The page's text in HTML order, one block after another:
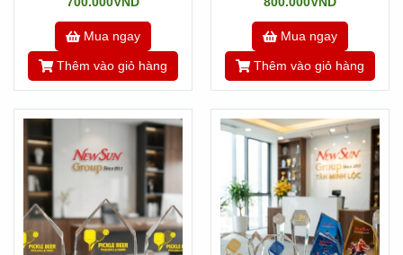
Mua ngay
Thêm vào giỏ hàng
Mua ngay
Thêm vào giỏ hàng